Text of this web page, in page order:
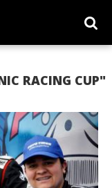
RACING CUP"